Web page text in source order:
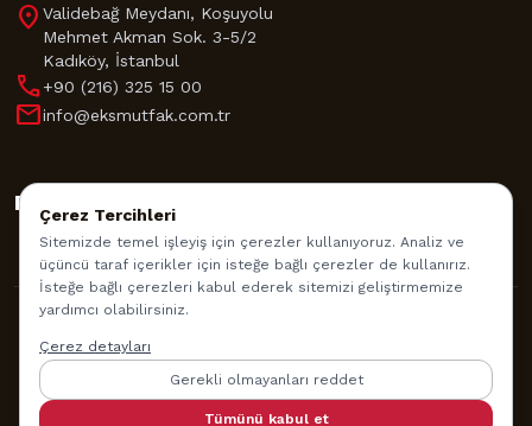
location_on Validebağ Meydanı, Koşuyolu
Mehmet Akman Sok. 3-5/2
Kadıköy, İstanbul
call+90 (216) 325 15 00
mailinfo@eksmutfak.com.tr
Bizi Takip Edin
© 2026 EKS Mutfak Akademisi. Tüm Hakları Saklıdır.
İade Politikası Gizlilik Politikası Kullanım Şartları
Çerez Tercihleri
Sitemizde temel işleyiş için çerezler kullanıyoruz. Analiz ve
üçüncü taraf içerikler için isteğe bağlı çerezler de kullanırız.
İsteğe bağlı çerezleri kabul ederek sitemizi geliştirmemize
yardımcı olabilirsiniz.
Çerez detayları
Gerekli olmayanları reddet
Tümünü kabul et